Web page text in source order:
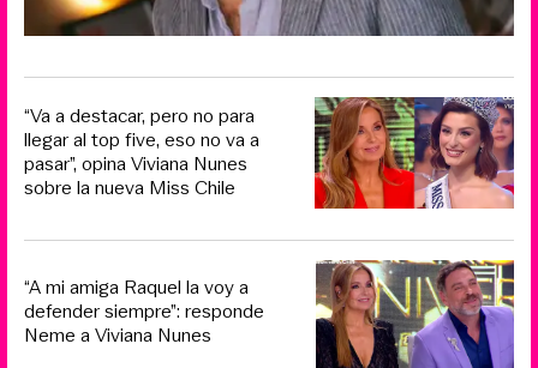
“Va a destacar, pero no para
llegar al top five, eso no va a
pasar”, opina Viviana Nunes
sobre la nueva Miss Chile
“A mi amiga Raquel la voy a
defender siempre”: responde
Neme a Viviana Nunes